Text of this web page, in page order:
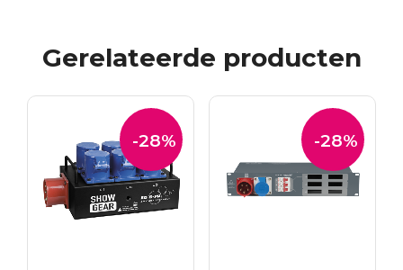
Gerelateerde producten
-28% -28%